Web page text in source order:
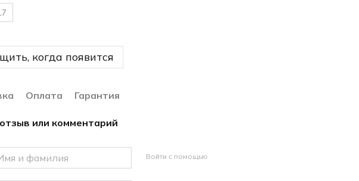
когда появится
Оплата Гарантия
или комментарий
Войти с помощью